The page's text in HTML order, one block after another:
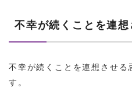
不幸が続くことを連
不幸が続くことを連想させ
す。